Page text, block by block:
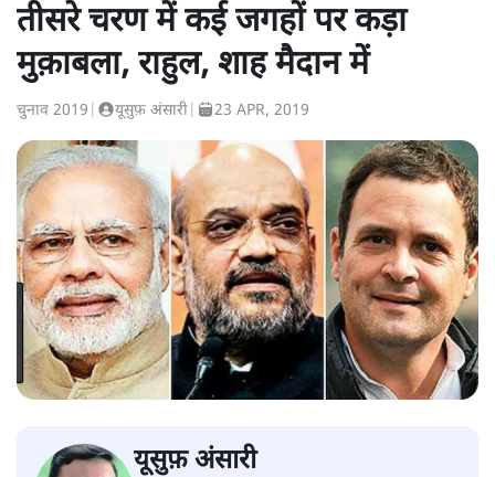
तीसरे चरण में कई जगहों पर कड़ा
मुक़ाबला, राहुल, शाह मैदान में
चुनाव 2019 यूसुफ़ अंसारी 23 APR, 2019
यूसुफ़ अंसारी